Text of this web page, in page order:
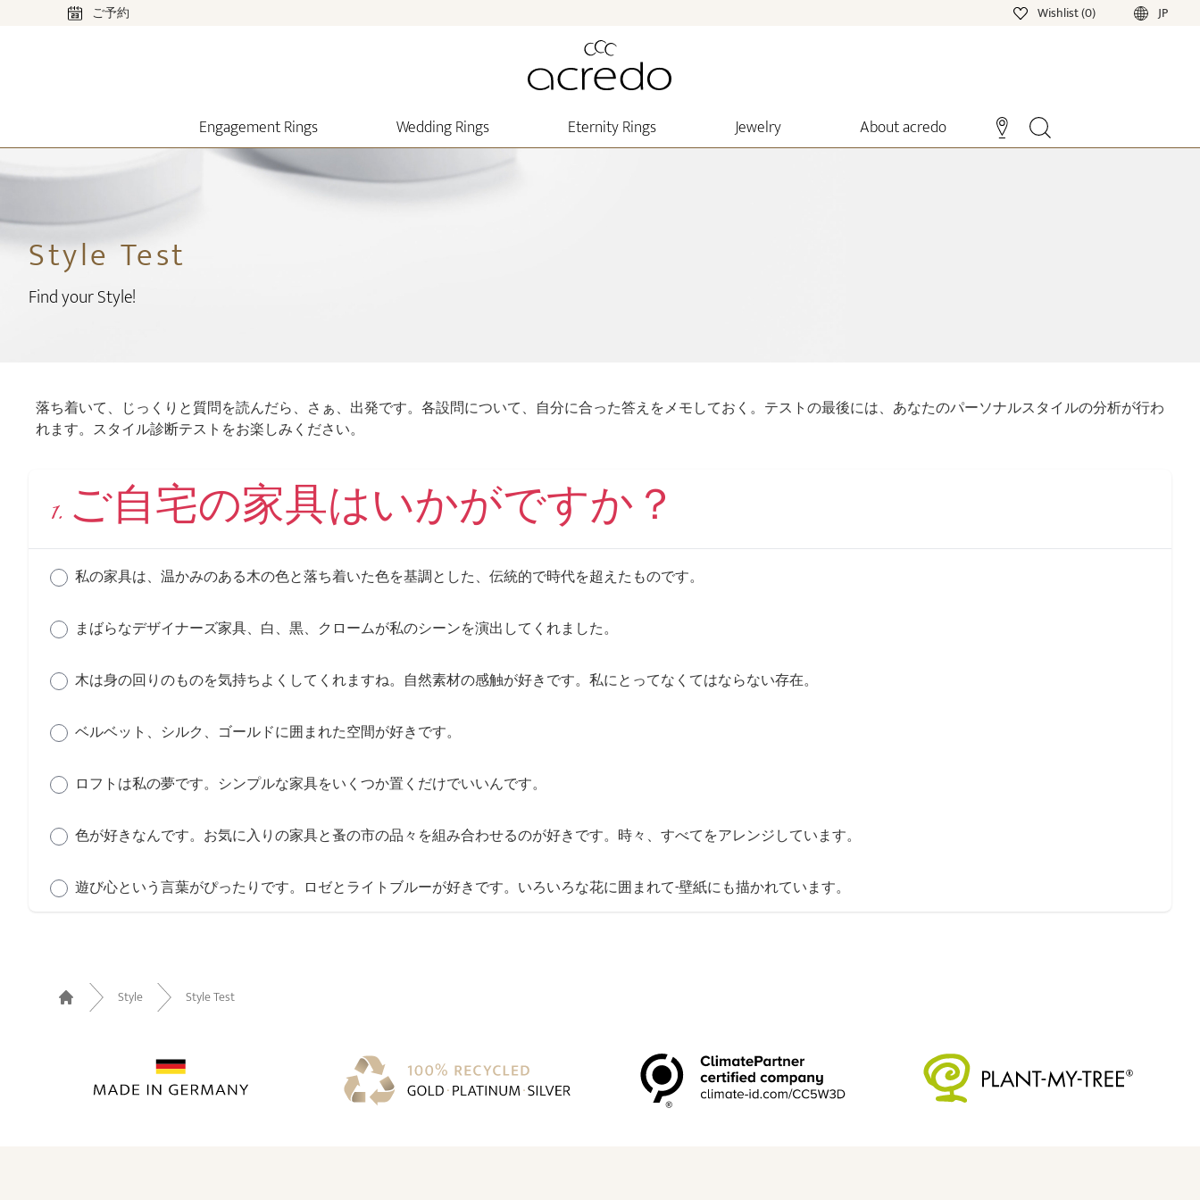
ご予約 Wishlist (0) JP
Engagement Rings Wedding Rings Eternity Rings Jewelry About acredo
Style Test
Find your Style!
落ち着いて、じっくりと質問を読んだら、さぁ、出発です。各設問について、自分に合った答えをメモしておく。テストの最後には、あなたのパーソナルスタイルの分析が行わ
れます。スタイル診断テストをお楽しみください。
1. ご自宅の家具はいかがですか？
私の家具は、温かみのある木の色と落ち着いた色を基調とした、伝統的で時代を超えたものです。
まばらなデザイナーズ家具、白、黒、クロームが私のシーンを演出してくれました。
木は身の回りのものを気持ちよくしてくれますね。自然素材の感触が好きです。私にとってなくてはならない存在。
ベルベット、シルク、ゴールドに囲まれた空間が好きです。
ロフトは私の夢です。シンプルな家具をいくつか置くだけでいいんです。
色が好きなんです。お気に入りの家具と蚤の市の品々を組み合わせるのが好きです。時々、すべてをアレンジしています。
遊び心という言葉がぴったりです。ロゼとライトブルーが好きです。いろいろな花に囲まれて-壁紙にも描かれています。
Home
Style Style Test